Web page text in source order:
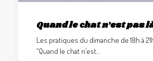
Quand le chat n’est pas
Les pratiques du dimanche de 18h à
"Quand le chat n’est…